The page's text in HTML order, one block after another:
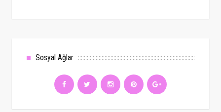
Sosyal Ağlar